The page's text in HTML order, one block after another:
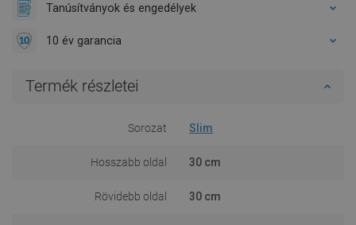
Tanúsítványok és engedélyek
10 év garancia
Termék részletei
Sorozat Slim
Hosszabb oldal 30 cm
Rövidebb oldal 30 cm